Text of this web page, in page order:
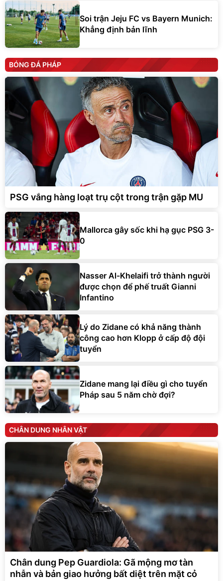
Soi trận Jeju FC vs Bayern Munich:
Khẳng định bản lĩnh
BÓNG ĐÁ PHÁP
PSG vắng hàng loạt trụ cột trong trận gặp MU
Mallorca gây sốc khi hạ gục PSG 3-
0
Nasser Al-Khelaifi trở thành người
được chọn để phế truất Gianni
Infantino
Lý do Zidane có khả năng thành
công cao hơn Klopp ở cấp độ đội
tuyển
Zidane mang lại điều gì cho tuyển
Pháp sau 5 năm chờ đợi?
CHÂN DUNG NHÂN VẬT
Chân dung Pep Guardiola: Gã mộng mơ tàn
nhẫn và bản giao hưởng bất diệt trên mặt cỏ